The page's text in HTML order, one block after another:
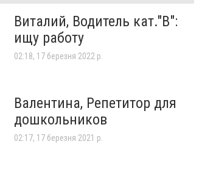
Виталий, Водитель кат."В":
ищу работу
02:18, 17 березня 2022 р.
Валентина, Репетитор для
дошкольников
02:17, 17 березня 2021 р.